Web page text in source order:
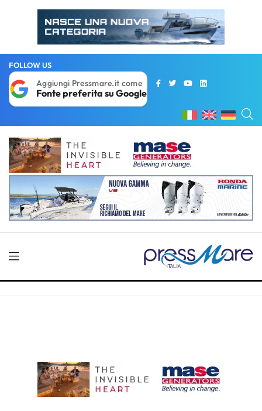
FOLLOW US
Aggiungi Pressmare.it come
Fonte preferita su Google